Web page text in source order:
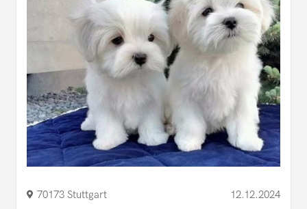
70173 Stuttgart 12.12.2024